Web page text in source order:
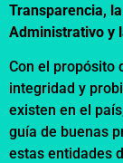
Transparencia,
Administrativo y
Con el propósito
integridad y
existen en el
guía de buenas
estas entidades